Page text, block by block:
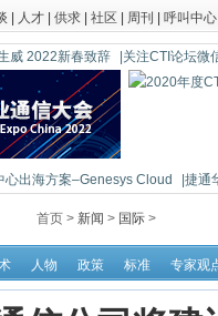
人才 供求 社区 周刊 呼叫中心
威 2022新春致辞 |关注CTI论坛微
心出海方案–Genesys Cloud
|捷通
首页 > 新闻 > 国际 >
人物 政策 标准 专家观